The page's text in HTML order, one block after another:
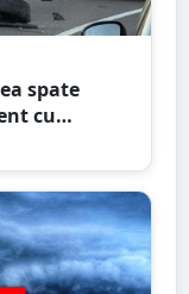
spate
cu
Mare